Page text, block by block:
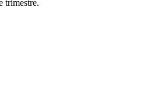
trimestre.